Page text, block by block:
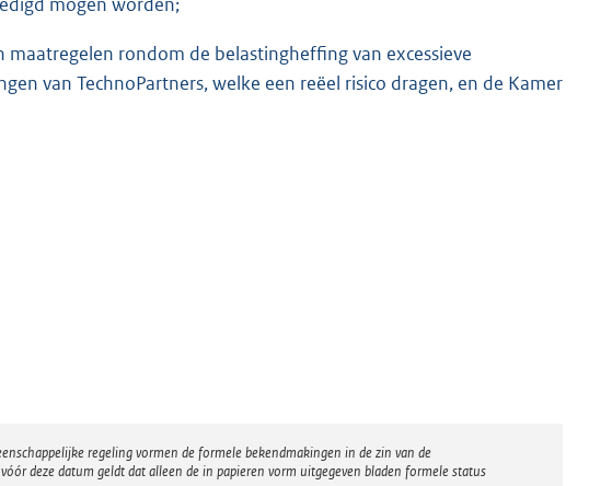
rondom de belastingheffing van excessieve
van TechnoPartners, welke een reëel risico dragen, en de Kamer
regeling vormen de formele bekendmakingen in de zin van de
deze datum geldt dat alleen de in papieren vorm uitgegeven bladen formele status